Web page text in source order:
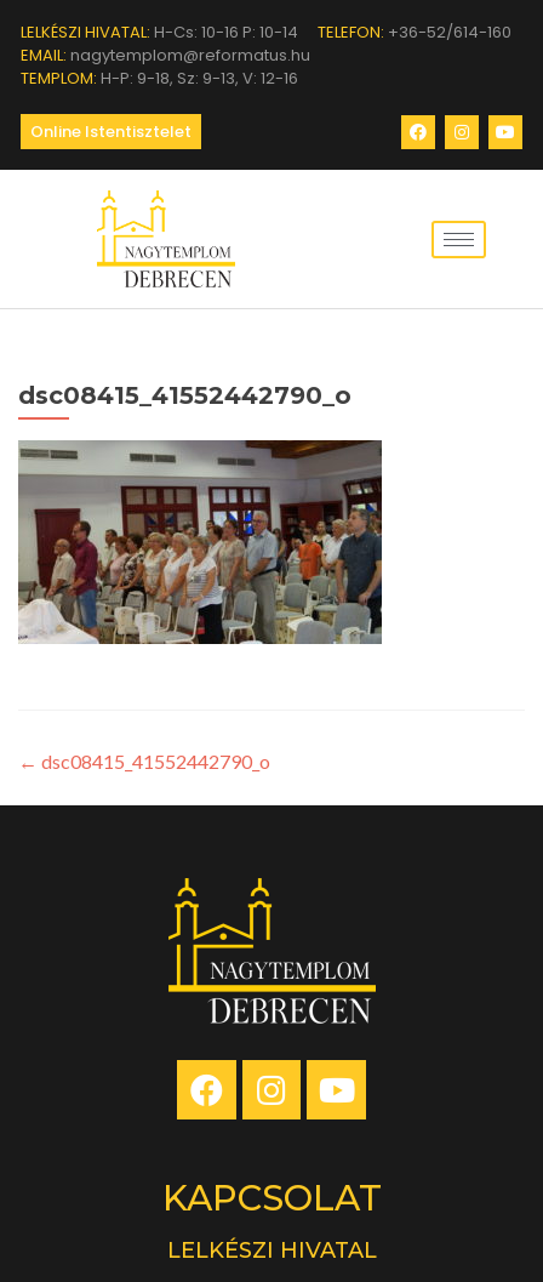
LELKÉSZI HIVATAL: H-Cs: 10-16 P: 10-14 TELEFON: +36-52/614-160
EMAIL: nagytemplom@reformatus.hu
TEMPLOM: H-P: 9-18, Sz: 9-13, V: 12-16
Online Istentisztelet
dsc08415_41552442790_o
← dsc08415_41552442790_o
KAPCSOLAT
LELKÉSZI HIVATAL